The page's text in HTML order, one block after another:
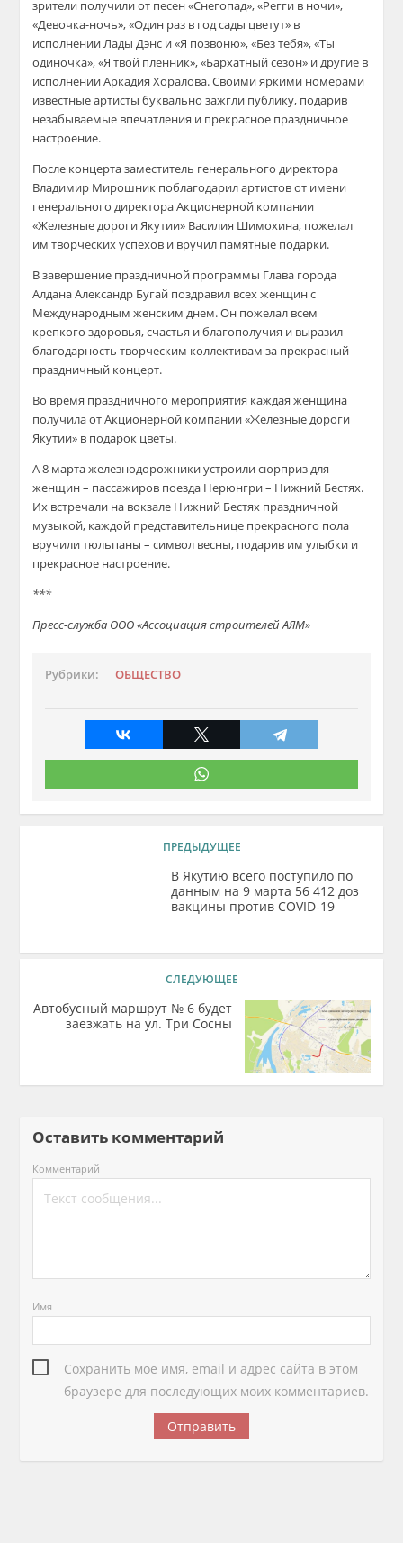
зрители получили от песен «Снегопад», «Регги в ночи»,
«Девочка-ночь», «Один раз в год сады цветут» в
исполнении Лады Дэнс и «Я позвоню», «Без тебя», «Ты
одиночка», «Я твой пленник», «Бархатный сезон» и другие в
исполнении Аркадия Хоралова. Своими яркими номерами
известные артисты буквально зажгли публику, подарив
незабываемые впечатления и прекрасное праздничное
настроение.
После концерта заместитель генерального директора
Владимир Мирошник поблагодарил артистов от имени
генерального директора Акционерной компании
«Железные дороги Якутии» Василия Шимохина, пожелал
им творческих успехов и вручил памятные подарки.
В завершение праздничной программы Глава города
Алдана Александр Бугай поздравил всех женщин с
Международным женским днем. Он пожелал всем
крепкого здоровья, счастья и благополучия и выразил
благодарность творческим коллективам за прекрасный
праздничный концерт.
Во время праздничного мероприятия каждая женщина
получила от Акционерной компании «Железные дороги
Якутии» в подарок цветы.
А 8 марта железнодорожники устроили сюрприз для
женщин – пассажиров поезда Нерюнгри – Нижний Бестях.
Их встречали на вокзале Нижний Бестях праздничной
музыкой, каждой представительнице прекрасного пола
вручили тюльпаны – символ весны, подарив им улыбки и
прекрасное настроение.
***
Пресс-служба ООО «Ассоциация строителей АЯМ»
Рубрики: ОБЩЕСТВО
ПРЕДЫДУЩЕЕ
В Якутию всего поступило по
данным на 9 марта 56 412 доз
вакцины против COVID-19
СЛЕДУЮЩЕЕ
Автобусный маршрут № 6 будет
заезжать на ул. Три Сосны
Оставить комментарий
Комментарий
Имя
Сохранить моё имя, email и адрес сайта в этом
браузере для последующих моих комментариев.